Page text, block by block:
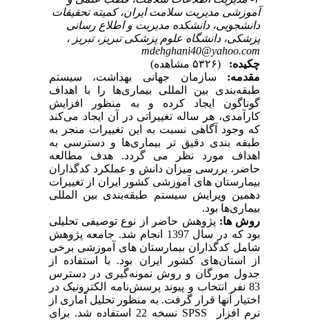
آموزشی مدیریت سلامت ایران، کمیته تحقیقات
دانشجویی، دانشکده مدیریت و اطلاع رسانی
پزشکی، دانشگاه علوم پزشکی تبریز، تبریز ،
mdehghani40@yahoo.com
چکیده:
(۵۳۲۶ مشاهده)
مقدمه: سازمان جهانی بهداشت، سیستم
طبقه‌بندی بین المللی بیماری‌ها را با اهداف
گوناگون ایجاد کرده و به منظور افزایش
کارآمدی، هر ساله تغییراتی در آن ایجاد می‌کند
که وجود آگاهی نسبت به این تغییرات منجر به
طبقه بندی دقیق تر بیماری‌ها و دسترسی به
اهداف مورد نظر می­ گردد. هدف مطالعه
حاضر، بررسی میزان دانش و عملکرد کدگذاران
بیمارستان­ های آموزشی کشور ایران از تغییرات
دهمین ویرایش سیستم طبقه‌بندی بین المللی
بیماری‌ها بود.
روش ها: پژوهش حاضر از نوع توصیفی تحلیلی
بود که در سال 1397 انجام شد. جامعه پژوهش
شامل کدگذاران بیمارستان­ های آموزشی برخی
از استان‌های کشور ایران بود. با استفاده از
جدول مورگان و روش نمونه‌گیری در دسترس
83 نفر انتخاب و پیوند پرسش‌نامه الکترونیک در
اختیار آنها قرار گرفت. به منظور تحلیل آماری از
نرم افزار
SPSS
نسخه 22 استفاده شد. برای